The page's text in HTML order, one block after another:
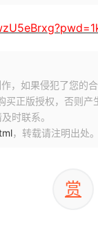
，如果侵犯了您
正版授权，否则产
时联系。
，转载请注明出处。
赏